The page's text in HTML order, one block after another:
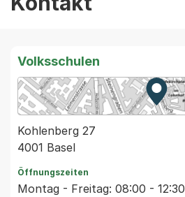
Volksschulen
Zur
Kohlenberg 27
4001 Basel
Öffnungszeiten
Montag - Freitag: 08:00 -